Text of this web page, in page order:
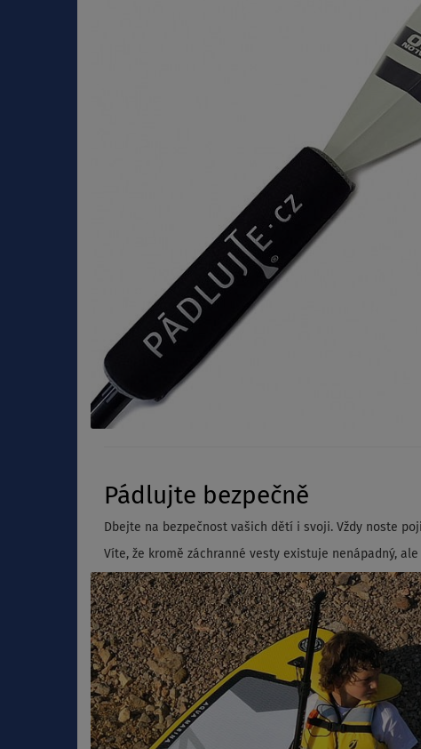
Pádlujte bezpečně
Dbejte na bezpečnost vašich dětí i svoji. Vždy noste
Víte, že kromě záchranné vesty existuje nenápadný,